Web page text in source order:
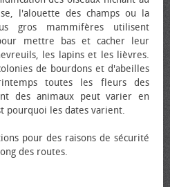
l'alouette des champs ou la
gros mammifères utilisent
mettre bas et cacher leur
les lapins et les lièvres.
de bourdons et d'abeilles
toutes les fleurs des
des animaux peut varier en
pourquoi les dates varient.
pour des raisons de sécurité
des routes.